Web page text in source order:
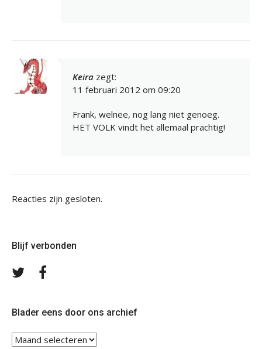
Keira zegt:
11 februari 2012 om 09:20
Frank, welnee, nog lang niet genoeg.
HET VOLK vindt het allemaal prachtig!
Reacties zijn gesloten.
Blijf verbonden
Volg
Blader eens door ons archief
Blader